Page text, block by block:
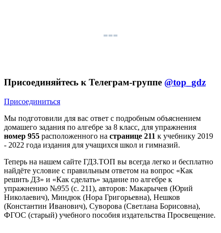
Присоединяйтесь к Телеграм-группе @top_gdz
Присоединиться
Мы подготовили для вас ответ c подробным объяснением
домашего задания по алгебре за 8 класс, для упражнения
номер 955 расположенного на странице 211 к учебнику 2019
- 2022 года издания для учащихся школ и гимназий.
Теперь на нашем сайте ГДЗ.ТОП вы всегда легко и бесплатно
найдёте условие с правильным ответом на вопрос «Как
решить ДЗ» и «Как сделать» задание по алгебре к
упражнению №955 (с. 211), авторов: Макарычев (Юрий
Николаевич), Миндюк (Нора Григорьевна), Нешков
(Константин Иванович), Суворова (Светлана Борисовна),
ФГОС (старый) учебного пособия издательства Просвещение.